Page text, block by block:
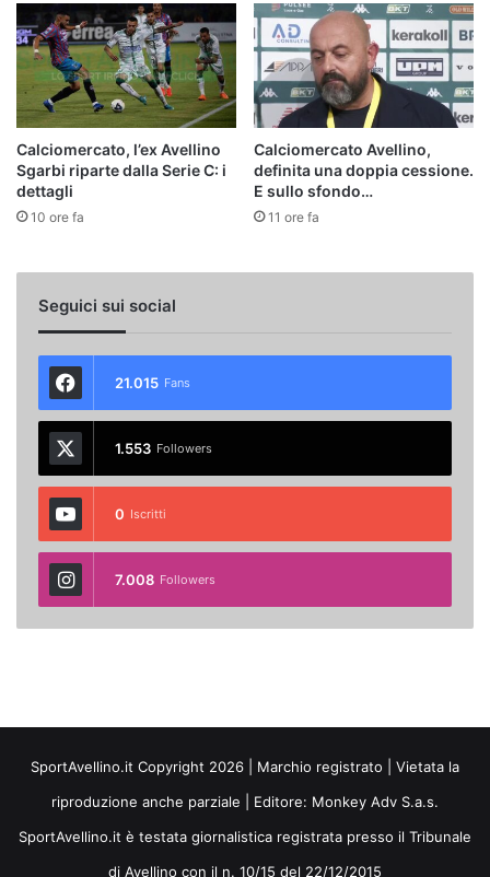
Calciomercato, l’ex Avellino
Sgarbi riparte dalla Serie C: i
dettagli
10 ore fa
Calciomercato Avellino,
definita una doppia cessione.
E sullo sfondo…
11 ore fa
Seguici sui social
21.015 Fans
1.553 Followers
0 Iscritti
7.008 Followers
SportAvellino.it Copyright 2026 | Marchio registrato | Vietata la
riproduzione anche parziale | Editore: Monkey Adv S.a.s.
SportAvellino.it è testata giornalistica registrata presso il Tribunale
di Avellino con il n. 10/15 del 22/12/2015